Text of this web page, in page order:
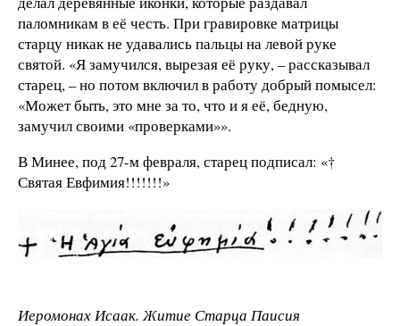
паломникам в её честь. При гравировке матрицы
старцу никак не удавались пальцы на левой руке
святой. «Я замучился, вырезая её руку, – рассказывал
старец, – но потом включил в работу добрый помысел:
«Может быть, это мне за то, что и я её, бедную,
замучил своими «проверками»».
В Минее, под 27-м февраля, старец подписал: «†
Святая Евфимия!!!!!!!»
Иеромонах Исаак. Житие Старца Паисия